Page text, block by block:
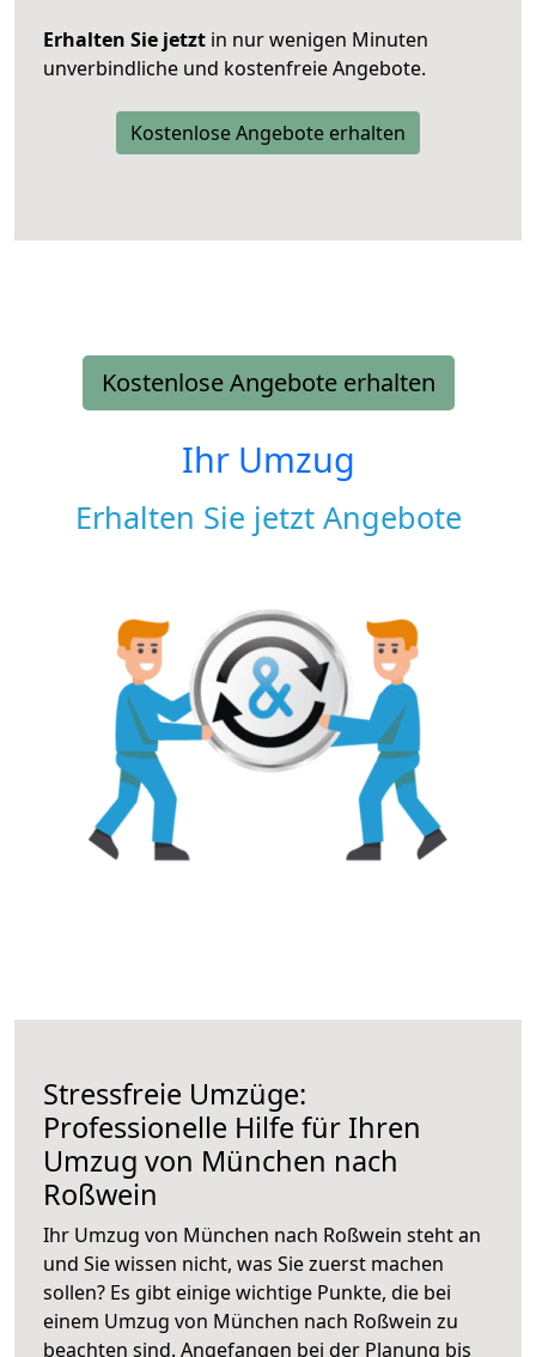
Erhalten Sie jetzt in nur wenigen Minuten
unverbindliche und kostenfreie Angebote.
Kostenlose Angebote erhalten
Kostenlose Angebote erhalten
Ihr Umzug
Erhalten Sie jetzt Angebote
Stressfreie Umzüge:
Professionelle Hilfe für Ihren
Umzug von München nach
Roßwein
Ihr Umzug von München nach Roßwein steht an
und Sie wissen nicht, was Sie zuerst machen
sollen? Es gibt einige wichtige Punkte, die bei
einem Umzug von München nach Roßwein zu
beachten sind. Angefangen bei der Planung bis